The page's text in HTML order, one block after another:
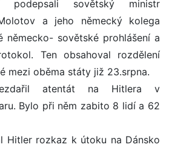
sovětský ministr
a jeho německý kolega
německo- sovětské prohlášení a
Ten obsahoval rozdělení
mezi oběma státy již 23.srpna.
atentát na Hitlera v
Bylo při něm zabito 8 lidí a 62
Hitler rozkaz k útoku na Dánsko